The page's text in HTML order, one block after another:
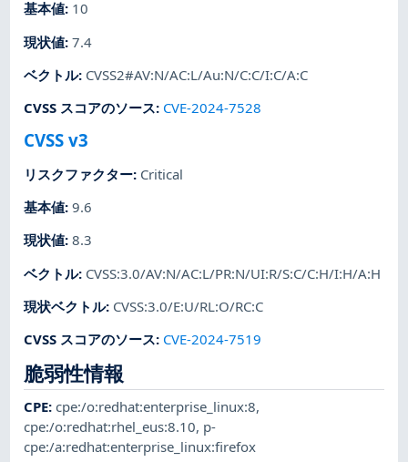
基本値: 10
現状値:7.4
ベクトル: CVSS2#AV:N/AC:L/Au:N/C:C/I:C/A:C
CVSS スコアのソース: CVE-2024-7528
CVSS v3
リスクファクター: Critical
基本値:9.6
現状値:8.3
ベクトル: CVSS:3.0/AV:N/AC:L/PR:N/UI:R/S:C/C:H/I:H/A:H
現状ベクトル: CVSS:3.0/E:U/RL:O/RC:C
CVSS スコアのソース: CVE-2024-7519
脆弱性情報
CPE:cpe:/o:redhat:enterprise_linux:8,
cpe:/o:redhat:rhel_eus:8.10, p-
cpe:/a:redhat:enterprise_linux:firefox